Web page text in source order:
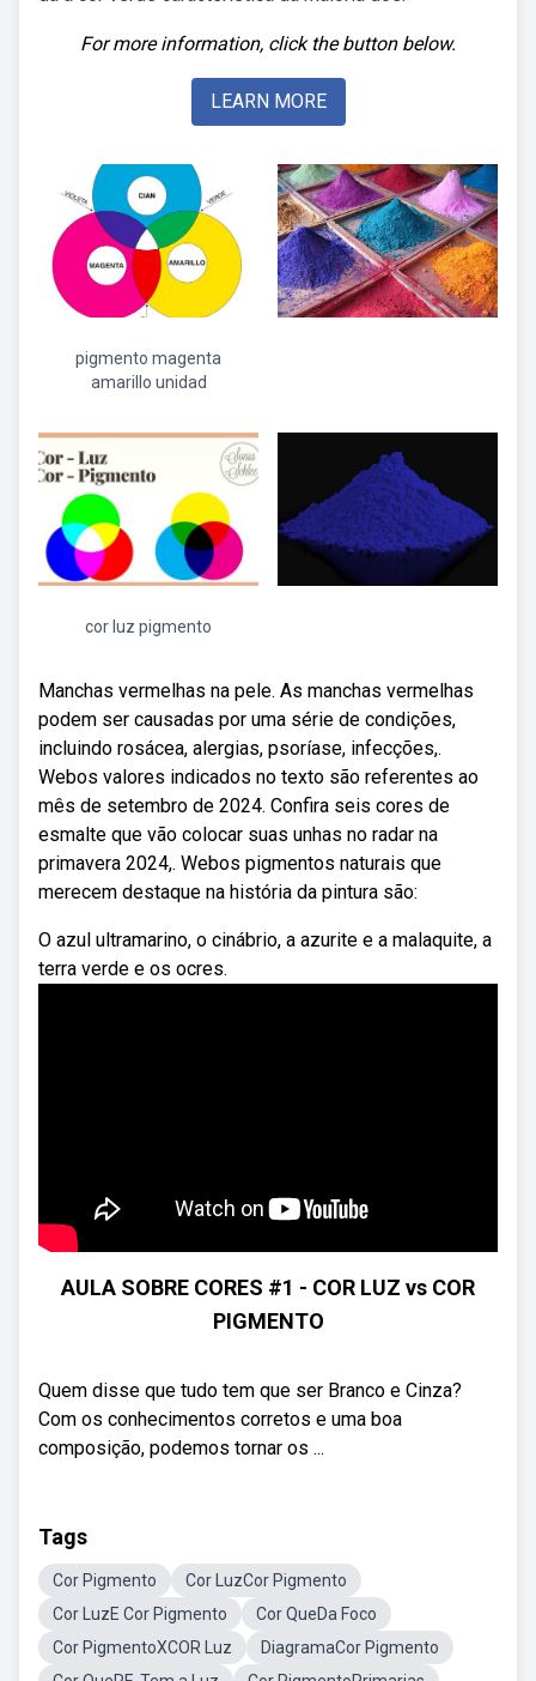
For more information, click the button below.
LEARN MORE
pigmento magenta
amarillo unidad
cor luz pigmento
Manchas vermelhas na pele. As manchas vermelhas
podem ser causadas por uma série de condições,
incluindo rosácea, alergias, psoríase, infecções,.
Webos valores indicados no texto são referentes ao
mês de setembro de 2024. Confira seis cores de
esmalte que vão colocar suas unhas no radar na
primavera 2024,. Webos pigmentos naturais que
merecem destaque na história da pintura são:
O azul ultramarino, o cinábrio, a azurite e a malaquite, a
terra verde e os ocres.
AULA SOBRE CORES #1 - COR LUZ vs COR
PIGMENTO
Quem disse que tudo tem que ser Branco e Cinza?
Com os conhecimentos corretos e uma boa
composição, podemos tornar os ...
Tags
Cor Pigmento
Cor LuzCor Pigmento
Cor LuzE Cor Pigmento
Cor QueDa Foco
Cor PigmentoXCOR Luz
DiagramaCor Pigmento